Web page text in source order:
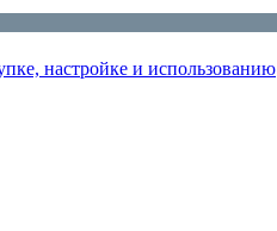
настройке и использованию